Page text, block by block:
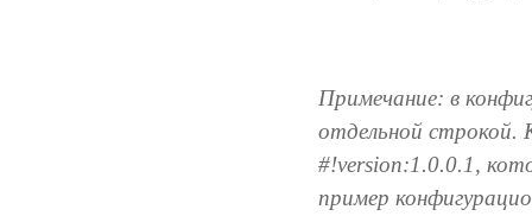
Примечание: в
отдельной строкой.
#!version:1.0.0.1,
пример